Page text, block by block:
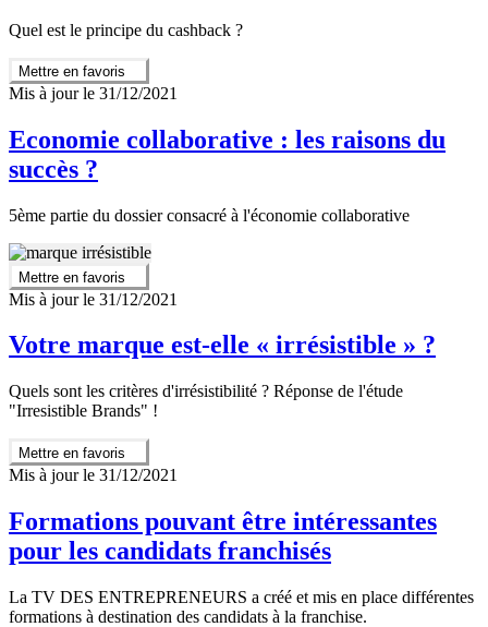
Quel est le principe du cashback ?
Mettre en favoris
Mis à jour le 31/12/2021
Economie collaborative : les raisons du
succès ?
5ème partie du dossier consacré à l'économie collaborative
Mettre en favoris
Mis à jour le 31/12/2021
Votre marque est-elle « irrésistible » ?
Quels sont les critères d'irrésistibilité ? Réponse de l'étude
"Irresistible Brands" !
Mettre en favoris
Mis à jour le 31/12/2021
Formations pouvant être intéressantes
pour les candidats franchisés
La TV DES ENTREPRENEURS a créé et mis en place différentes
formations à destination des candidats à la franchise.